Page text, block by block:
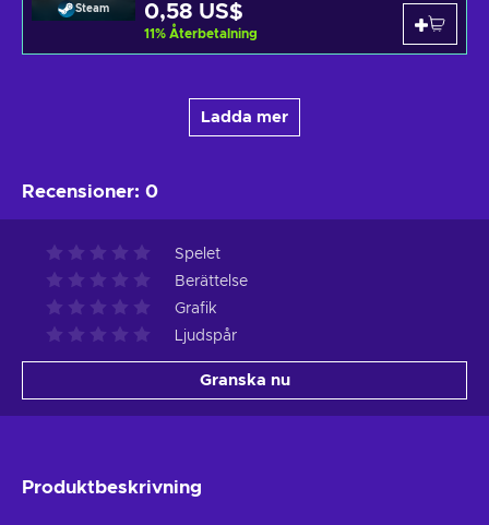
Steam 0,58 US$
11% Återbetalning
Ladda mer
Recensioner: 0
Spelet
Berättelse
Grafik
Ljudspår
Granska nu
Produktbeskrivning